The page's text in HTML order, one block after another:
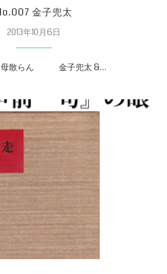
金子兜太
2013年10月6日
母散らん 金子兜太 &…